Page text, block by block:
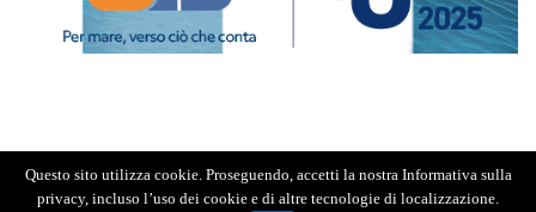
Questo sito utilizza cookie. Proseguendo, accetti la nostra Informativa sulla
privacy, incluso l’uso dei cookie e di altre tecnologie di localizzazione.